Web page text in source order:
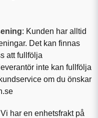
: Kunden har alltid
Det kan finnas
att fullfölja
inte kan fullfölja
om du önskar
Vi har en enhetsfrakt på